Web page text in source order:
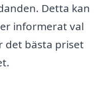
Detta kan
informerat val
det bästa priset